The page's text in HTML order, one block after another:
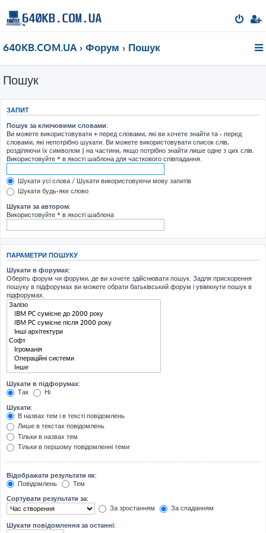
640KB.COM.UA Форум Пошук
Пошук
ЗАПИТ
Пошук за ключовими словами:
Ви можете використовувати + перед словами, які ви хочете знайти та - перед
словами, які непотрібно шукати. Ви можете використовувати список слів,
розділяючи їх символом | на частини, якщо потрібно знайти лише одне з цих слів.
Використовуйте * в якості шаблона для часткового співпадання.
Шукати усі слова / Шукати використовуючи мову запитів
Шукати будь-яке слово
Шукати за автором:
Використовуйте * в якості шаблона
ПАРАМЕТРИ ПОШУКУ
Шукати в форумах:
Оберіть форум чи форуми, де ви хочете здійснювати пошук. Задля прискорення
пошуку в підфорумах ви можете обрати батьківський форум і увімкнути пошук в
підфорумах.
Шукати в підфорумах:
Так
Ні
Шукати:
В назвах тем і в тексті повідомлень
Лише в текстах повідомлень
Тільки в назвах тем
Тільки в першому повідомленні теми
Відображати результати як:
Повідомлень
Тем
Сортувати результати за:
За зростанням
За спаданням
Шукати повідомлення за останні: